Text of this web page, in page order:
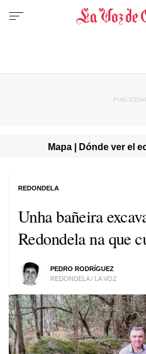
Mapa | Dónde ver el
Unha bañeira
Redondela na que
PEDRO RODRÍGUEZ
REDONDELA / LA VOZ
REDONDELA